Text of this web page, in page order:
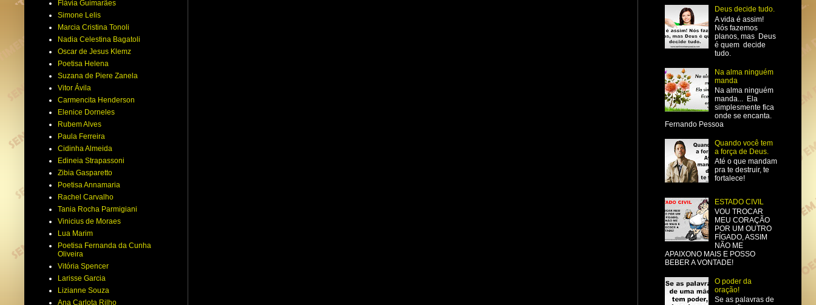
Flávia Guimarães
Simone Lelis
Marcia Cristina Tonoli
Nadia Celestina Bagatoli
Oscar de Jesus Klemz
Poetisa Helena
Suzana de Piere Zanela
Vitor Ávila
Carmencita Henderson
Elenice Dorneles
Rubem Alves
Paula Ferreira
Cidinha Almeida
Edineia Strapassoni
Zibia Gasparetto
Poetisa Annamaria
Rachel Carvalho
Tania Rocha Parmigiani
Vinicius de Moraes
Lua Marim
Poetisa Fernanda da Cunha
Oliveira
Vitória Spencer
Larisse Garcia
Lizianne Souza
Ana Carlota Rilho
Deus decide tudo.
A vida é assim!
Nós fazemos
planos, mas Deus
é quem decide
tudo.
Na alma ninguém
manda
Na alma ninguém
manda... Ela
simplesmente fica
onde se encanta.
Fernando Pessoa
Quando você tem
a força de Deus.
Até o que mandam
pra te destruir, te
fortalece!
ESTADO CIVIL
VOU TROCAR
MEU CORAÇÃO
POR UM OUTRO
FÍGADO, ASSIM
NÃO ME
APAIXONO MAIS E POSSO
BEBER A VONTADE!
O poder da
oração!
Se as palavras de